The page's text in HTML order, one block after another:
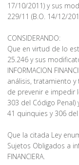
17/10/2011) y sus
229/11 (B.O. 14/12/
CONSIDERANDO:
Que en virtud de lo
25.246 y sus
INFORMACION
análisis, tratamiento
de prevenir e impedir
303 del Código
41 quinquies y 306 del
Que la citada Ley
Sujetos Obligados a
FINANCIERA.